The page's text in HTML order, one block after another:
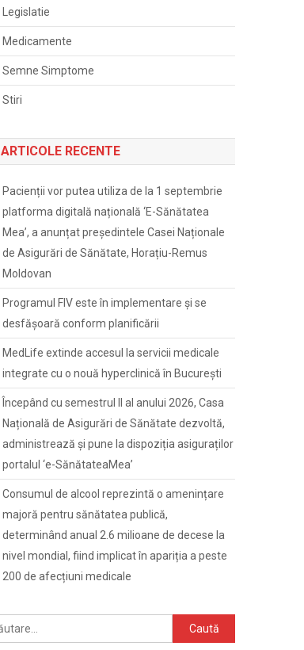
Legislatie
Medicamente
Semne Simptome
Stiri
ARTICOLE RECENTE
Pacienții vor putea utiliza de la 1 septembrie
platforma digitală națională ‘E-Sănătatea
Mea’, a anunțat președintele Casei Naționale
de Asigurări de Sănătate, Horațiu-Remus
Moldovan
Programul FIV este în implementare și se
desfășoară conform planificării
MedLife extinde accesul la servicii medicale
integrate cu o nouă hyperclinică în București
Începând cu semestrul II al anului 2026, Casa
Națională de Asigurări de Sănătate dezvoltă,
administrează și pune la dispoziția asiguraților
portalul ‘e-SănătateaMea’
Consumul de alcool reprezintă o amenințare
majoră pentru sănătatea publică,
determinând anual 2.6 milioane de decese la
nivel mondial, fiind implicat în apariția a peste
200 de afecțiuni medicale
Caută
după: